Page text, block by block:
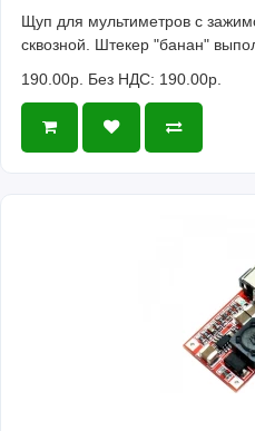
Щуп для мультиметров с
сквозной. Штекер "банан"
190.00р. Без НДС: 190.00р.